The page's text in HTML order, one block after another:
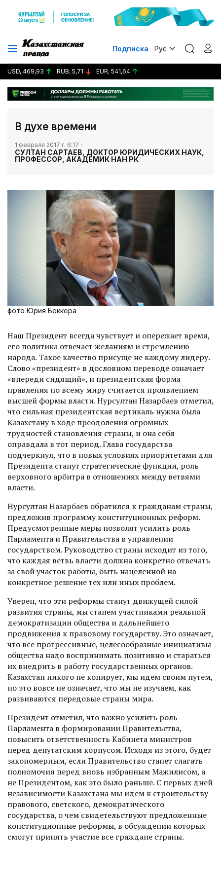
Подписка Рус
USD, 469,93 RUB, 5,71 EUR, 541,64
​В духе времени
1 февраля 2017 г. 6:17
СУЛТАН САРТАЕВ, ДОКТОР ЮРИДИЧЕСКИХ НАУК,
ПРОФЕССОР, АКАДЕМИК НАН РК
фото Юрия Беккера
Наш Президент всегда чувствует и опережает время,
его политика отвечает желаниям и стремлению
народа. Такое качество присуще не каждому лидеру.
Слово «президент» в дословном переводе означает
«впереди сидящий», и президентская форма
правления по всему миру считается проявлением
высшей формы власти. Нурсултан Назарбаев отметил,
что сильная президентская вертикаль нужна была
Казахстану в ходе преодоления огромных
трудностей становления страны, и она себя
оправдала в тот период. Глава государства
подчеркнул, что в новых условиях приоритетами для
Президента станут стратегические функции, роль
верховного арбитра в отношениях между ветвями
власти.
Нурсултан Назарбаев­ обратился к гражданам страны,
предложив программу конституционных реформ.
Пре­дусмотренные меры позволят усилить роль
Парламента и Правительства в управлении
государством. Руководство страны исходит из того,
что каждая ветвь власти должна конкретно отвечать
за свой участок работы, быть нацеленной на
конкретное решение тех или иных проблем.
Уверен, что эти реформы станут движущей силой
развития страны, мы станем участниками ­реальной
демократизации общества и дальнейшего
продвижения к правовому государству. Это означает,
что все прогрессивные, целесообразные инициативы
общества надо воспринимать позитивно и стараться
их внедрить в работу государственных органов.
Казахстан никого не копирует, мы идем своим путем,
но это вовсе не означает, что мы не изу­чаем, как
развиваются передовые страны мира.
Президент отметил, что важно усилить роль
Парламента в формировании Правительства,
повысить ответственность Кабинета министров
перед депутатским корпусом. Исходя из этого, будет
закономерным, если Правительство станет слагать
полномочия перед вновь избранным Мажилисом, а
не Президентом, как это было раньше. С первых дней
независимости Казахстана мы идем к строительству
правового, светского, демократического
государства, о чем свидетельствуют предложенные
конституционные реформы, в обсуждении которых
смогут принять участие все граждане страны.